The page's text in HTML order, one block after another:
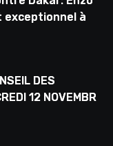
exceptionnel à
DES
12 NOVEMBRE